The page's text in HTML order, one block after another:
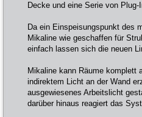
Decke und eine Serie von
Da ein Einspeisungspunkt des
Mikaline wie geschaffen für
einfach lassen sich die neuen
Mikaline kann Räume komplett
indirektem Licht an der Wand
ausgewiesenes Arbeitslicht
darüber hinaus reagiert das